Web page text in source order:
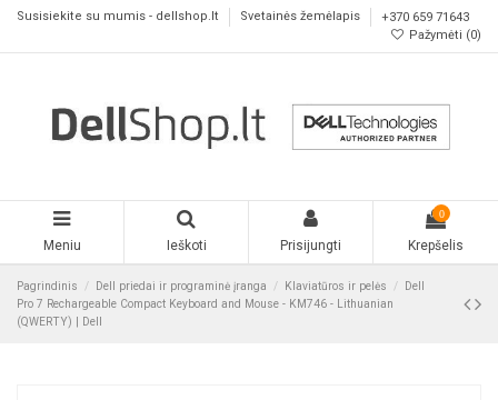
Susisiekite su mumis - dellshop.lt Svetainės žemėlapis
+370 659 71643
Pažymėti (0)
Meniu Ieškoti Prisijungti
0
Krepšelis
Pagrindinis Dell priedai ir programinė įranga Klaviatūros ir pelės
Dell
Pro 7 Rechargeable Compact Keyboard and Mouse - KM746 - Lithuanian
(QWERTY) | Dell